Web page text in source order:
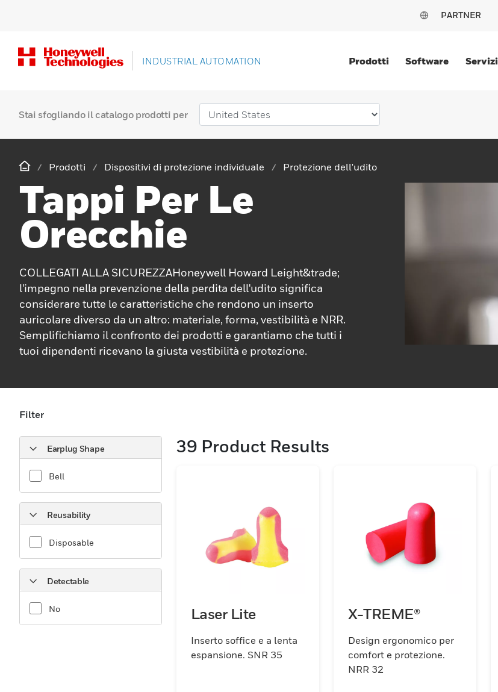
PARTNER
INDUSTRIAL AUTOMATION Prodotti Software Servizi
Stai sfogliando il catalogo prodotti per
Prodotti Dispositivi di protezione individuale Protezione dell'udito
Tappi Per Le
Orecchie
COLLEGATI ALLA SICUREZZAHoneywell Howard Leight&trade;
l'impegno nella prevenzione della perdita dell'udito significa
considerare tutte le caratteristiche che rendono un inserto
auricolare diverso da un altro: materiale, forma, vestibilità e NRR.
Semplifichiamo il confronto dei prodotti e garantiamo che tutti i
tuoi dipendenti ricevano la giusta vestibilità e protezione.
Filter
Earplug Shape
Bell
Reusability
Disposable
Detectable
No
39 Product Results
Laser Lite
Inserto soffice e a lenta
espansione. SNR 35
X-TREME®
Design ergonomico per
comfort e protezione.
NRR 32